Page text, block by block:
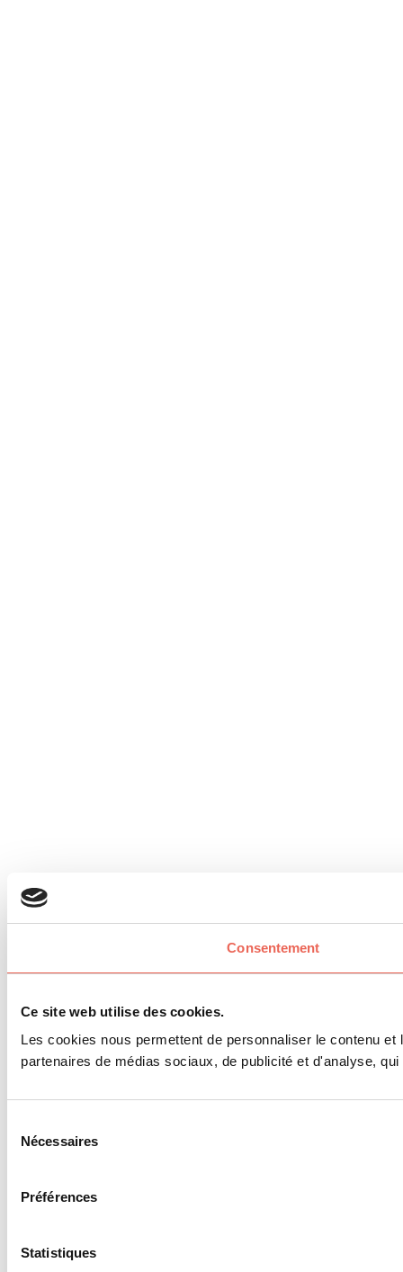
Consentement
Ce site web utilise des cookies.
Les cookies nous permettent de personnaliser le contenu
partenaires de médias sociaux, de publicité et d'analyse,
Nécessaires
Préférences
Statistiques